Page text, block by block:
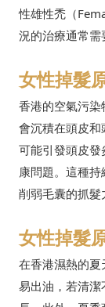
性雄性禿（
況的治療通常需
女性掉髮
香港的空氣污染
會沉積在頭皮
可能引發頭皮
康問題。這種
削弱毛囊的抓髮
女性掉髮
在香港濕熱的
易出油，若清